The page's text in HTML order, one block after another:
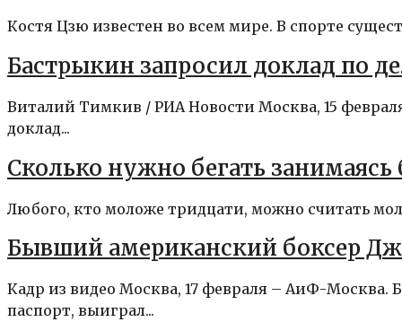
Костя Цзю известен во всем мире. В спорте
Бастрыкин запросил доклад по
Виталий Тимкив / РИА Новости Москва, 15
доклад...
Сколько нужно бегать
Любого, кто моложе тридцати, можно считать
Бывший американский боксер
Кадр из видео Москва, 17 февраля – АиФ-
паспорт, выиграл...